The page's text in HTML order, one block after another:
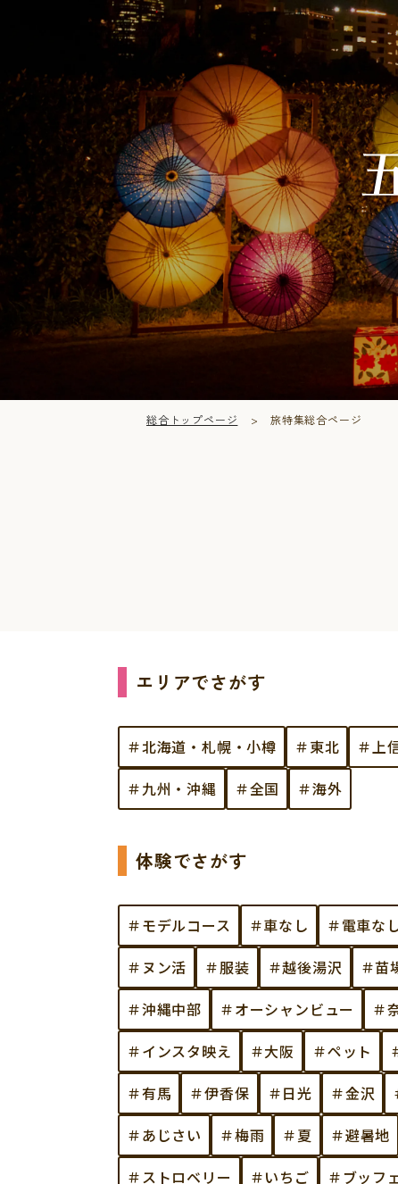
総合トップページ 旅特集総合ページ
エリアでさがす
＃北海道・札幌・小樽 ＃東北 ＃上
＃九州・沖縄
＃全国 ＃海外
体験でさがす
＃モデルコース ＃車なし ＃電車な
＃ヌン活
＃服装 ＃越後湯沢 ＃苗
＃沖縄中部
＃オーシャンビュー ＃
＃インスタ映え
＃大阪 ＃ペット
＃有馬
＃伊香保 ＃日光 ＃金沢
＃あじさい
＃梅雨 ＃夏 ＃避暑地
＃ストロベリー
＃いちご ＃ブッフ